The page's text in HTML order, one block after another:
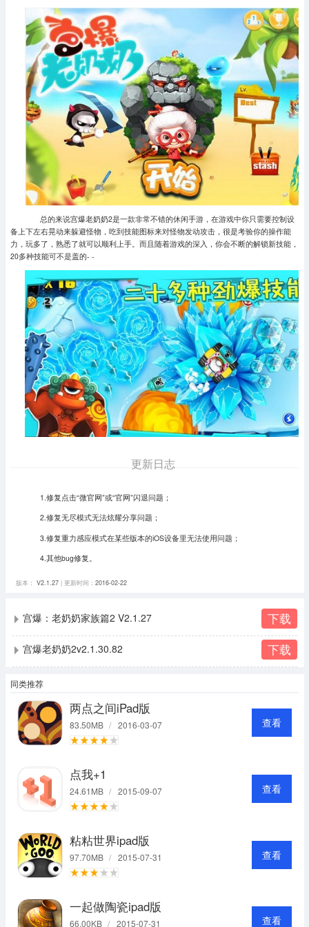
总的来说宫爆老奶奶2是一款非常不错的休闲手游，在游戏中你只需要控制设
备上下左右晃动来躲避怪物，吃到技能图标来对怪物发动攻击，很是考验你的操作能
力，玩多了，熟悉了就可以顺利上手。而且随着游戏的深入，你会不断的解锁新技能，
20多种技能可不是盖的- -
更新日志
1.修复点击“微官网”或“官网”闪退问题；
2.修复无尽模式无法炫耀分享问题；
3.修复重力感应模式在某些版本的iOS设备里无法使用问题；
4.其他bug修复。
版本： V2.1.27| 更新时间： 2016-02-22
宫爆：老奶奶家族篇2 V2.1.27 下载
宫爆老奶奶2v2.1.30.82 下载
同类推荐
两点之间iPad版
83.50MB / 2016-03-07 查看
点我+1
24.61MB / 2015-09-07 查看
粘粘世界ipad版
97.70MB / 2015-07-31 查看
一起做陶瓷ipad版
66.00KB / 2015-07-31 查看